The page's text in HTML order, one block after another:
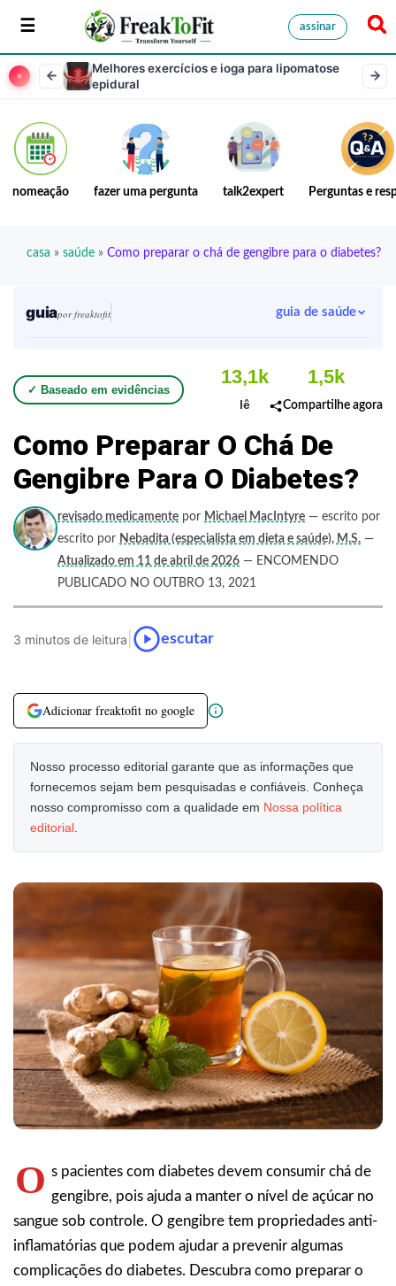
assinar
Melhores exercícios e ioga para lipomatose
epidural
nomeação fazer uma pergunta talk2expert Perguntas e
casa » saúde » Como preparar o chá de gengibre para o diabetes?
guiapor freaktofit guia de saúde
✓ Baseado em evidências
13,1k
lê
1,5k
Compartilhe agora
Como Preparar O Chá De
Gengibre Para O Diabetes?
revisado medicamente por Michael MacIntyre — escrito por
escrito por Nebadita (especialista em dieta e saúde), M.S. —
Atualizado em 11 de abril de 2026 — ENCOMENDO
PUBLICADO NO OUTBRO 13, 2021
3 minutos de leitura escutar
Adicionar freaktofit no google
Nosso processo editorial garante que as informações que
fornecemos sejam bem pesquisadas e confiáveis. Conheça
nosso compromisso com a qualidade em Nossa política
editorial
O s pacientes com diabetes devem consumir chá de
gengibre, pois ajuda a manter o nível de açúcar no
sangue sob controle. O gengibre tem propriedades anti-
inflamatórias que podem ajudar a prevenir algumas
complicações do diabetes. Descubra como preparar o